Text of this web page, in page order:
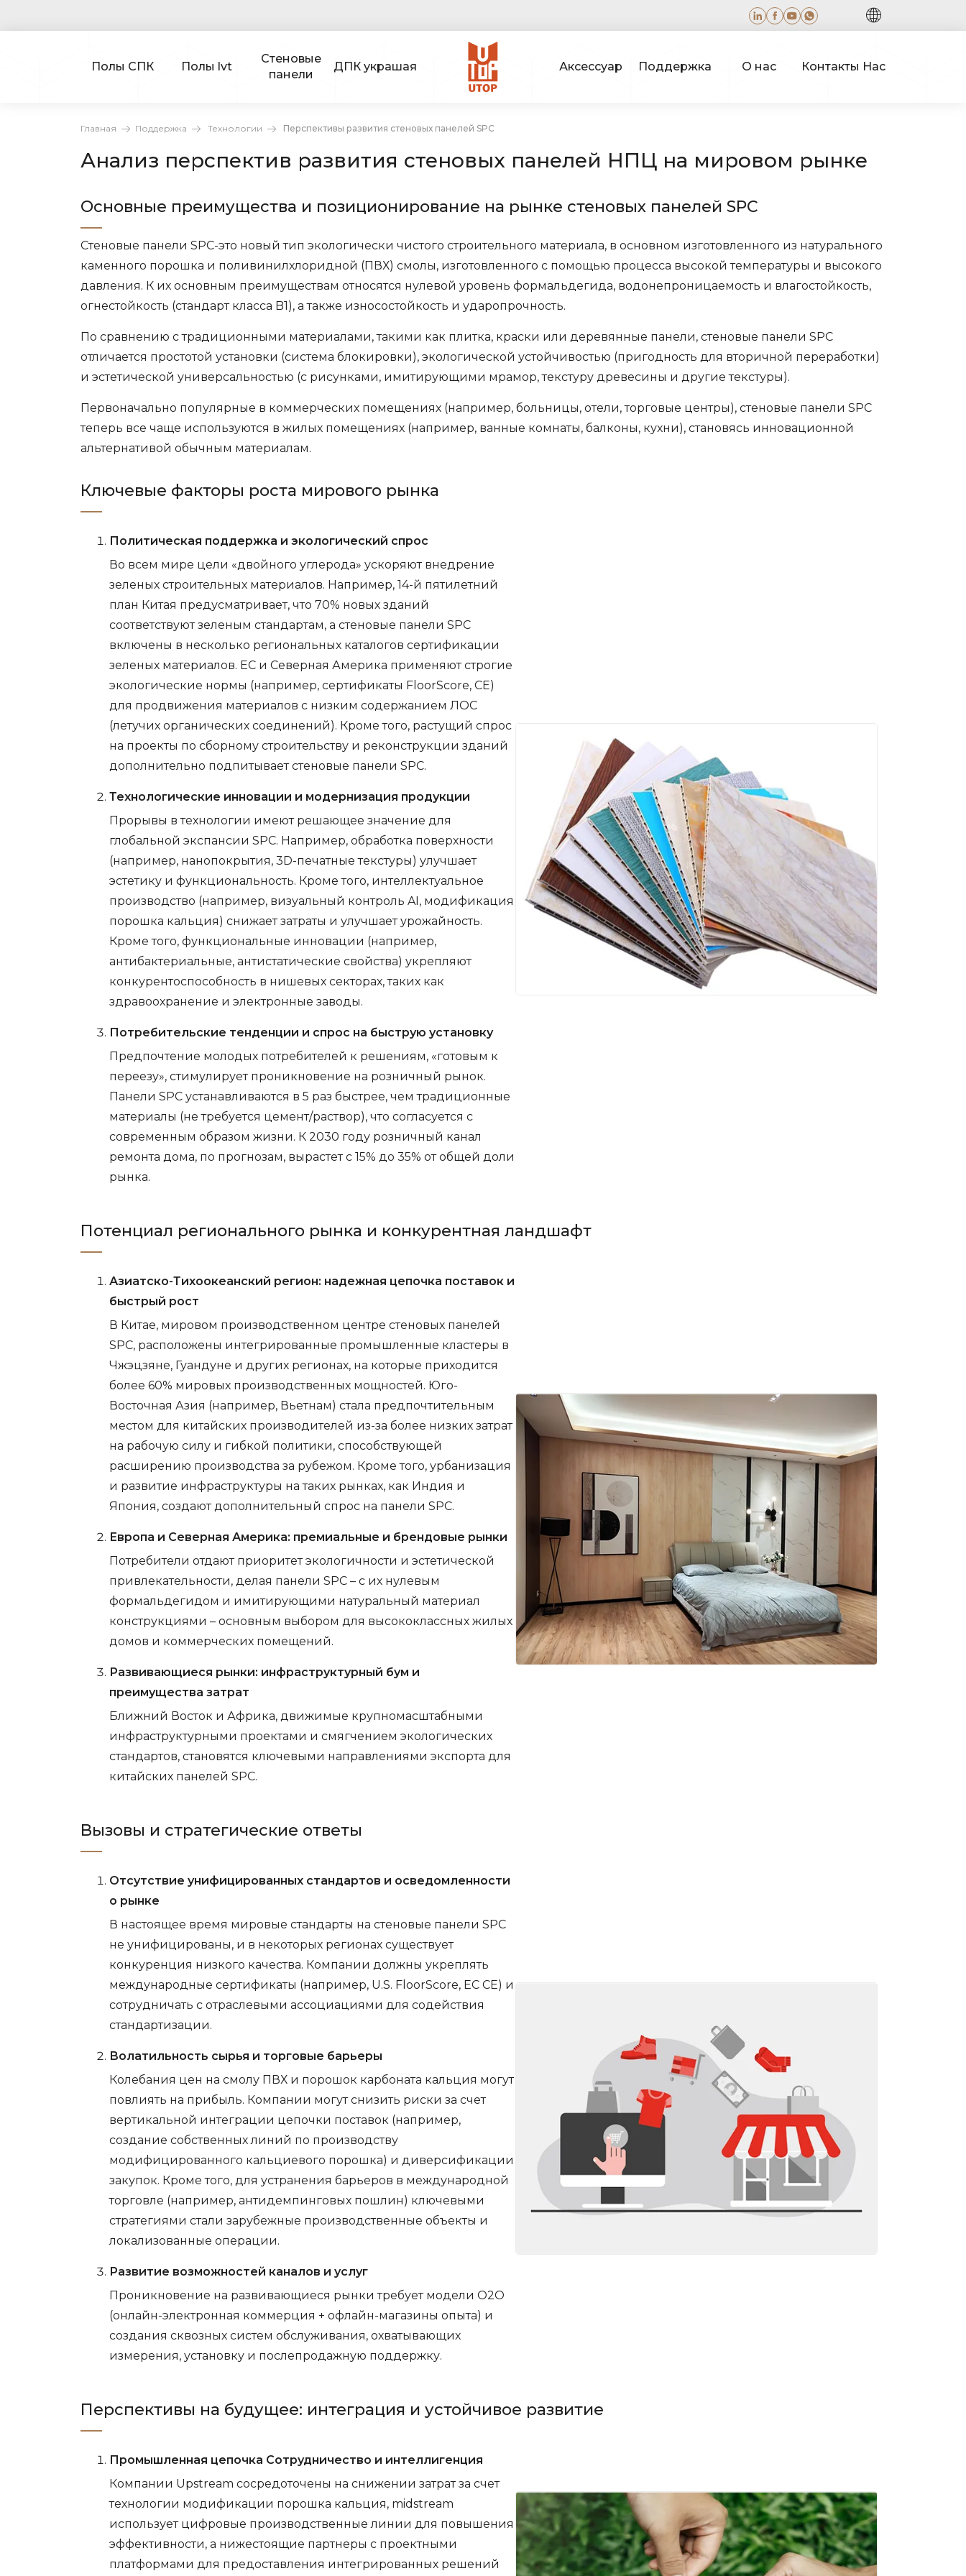
Полы СПК Полы lvt
Стеновые
панели
ДПК украшая Аксессуар Поддержка О нас Контакты Нас
Главная Поддержка Технологии Перспективы развития стеновых панелей SPC
Анализ перспектив развития стеновых панелей НПЦ на мировом рынке
Основные преимущества и позиционирование на рынке стеновых панелей SPC
Стеновые панели SPC-это новый тип экологически чистого строительного материала, в основном изготовленного из натурального
каменного порошка и поливинилхлоридной (ПВХ) смолы, изготовленного с помощью процесса высокой температуры и высокого
давления. К их основным преимуществам относятся нулевой уровень формальдегида, водонепроницаемость и влагостойкость,
огнестойкость (стандарт класса B1), а также износостойкость и ударопрочность.
По сравнению с традиционными материалами, такими как плитка, краски или деревянные панели, стеновые панели SPC
отличается простотой установки (система блокировки), экологической устойчивостью (пригодность для вторичной переработки)
и эстетической универсальностью (с рисунками, имитирующими мрамор, текстуру древесины и другие текстуры).
Первоначально популярные в коммерческих помещениях (например, больницы, отели, торговые центры), стеновые панели SPC
теперь все чаще используются в жилых помещениях (например, ванные комнаты, балконы, кухни), становясь инновационной
альтернативой обычным материалам.
Ключевые факторы роста мирового рынка
Политическая поддержка и экологический спрос
Во всем мире цели «двойного углерода» ускоряют внедрение
зеленых строительных материалов. Например, 14-й пятилетний
план Китая предусматривает, что 70% новых зданий
соответствуют зеленым стандартам, а стеновые панели SPC
включены в несколько региональных каталогов сертификации
зеленых материалов. ЕС и Северная Америка применяют строгие
экологические нормы (например, сертификаты FloorScore, CE)
для продвижения материалов с низким содержанием ЛОС
(летучих органических соединений). Кроме того, растущий спрос
на проекты по сборному строительству и реконструкции зданий
дополнительно подпитывает стеновые панели SPC.
Технологические инновации и модернизация продукции
Прорывы в технологии имеют решающее значение для
глобальной экспансии SPC. Например, обработка поверхности
(например, нанопокрытия, 3D-печатные текстуры) улучшает
эстетику и функциональность. Кроме того, интеллектуальное
производство (например, визуальный контроль AI, модификация
порошка кальция) снижает затраты и улучшает урожайность.
Кроме того, функциональные инновации (например,
антибактериальные, антистатические свойства) укрепляют
конкурентоспособность в нишевых секторах, таких как
здравоохранение и электронные заводы.
Потребительские тенденции и спрос на быструю установку
Предпочтение молодых потребителей к решениям, «готовым к
переезу», стимулирует проникновение на розничный рынок.
Панели SPC устанавливаются в 5 раз быстрее, чем традиционные
материалы (не требуется цемент/раствор), что согласуется с
современным образом жизни. К 2030 году розничный канал
ремонта дома, по прогнозам, вырастет с 15% до 35% от общей доли
рынка.
Потенциал регионального рынка и конкурентная ландшафт
Азиатско-Тихоокеанский регион: надежная цепочка поставок и
быстрый рост
В Китае, мировом производственном центре стеновых панелей
SPC, расположены интегрированные промышленные кластеры в
Чжэцзяне, Гуандуне и других регионах, на которые приходится
более 60% мировых производственных мощностей. Юго-
Восточная Азия (например, Вьетнам) стала предпочтительным
местом для китайских производителей из-за более низких затрат
на рабочую силу и гибкой политики, способствующей
расширению производства за рубежом. Кроме того, урбанизация
и развитие инфраструктуры на таких рынках, как Индия и
Япония, создают дополнительный спрос на панели SPC.
Европа и Северная Америка: премиальные и брендовые рынки
Потребители отдают приоритет экологичности и эстетической
привлекательности, делая панели SPC – с их нулевым
формальдегидом и имитирующими натуральный материал
конструкциями – основным выбором для высококлассных жилых
домов и коммерческих помещений.
Развивающиеся рынки: инфраструктурный бум и
преимущества затрат
Ближний Восток и Африка, движимые крупномасштабными
инфраструктурными проектами и смягчением экологических
стандартов, становятся ключевыми направлениями экспорта для
китайских панелей SPC.
Вызовы и стратегические ответы
Отсутствие унифицированных стандартов и осведомленности
о рынке
В настоящее время мировые стандарты на стеновые панели SPC
не унифицированы, и в некоторых регионах существует
конкуренция низкого качества. Компании должны укреплять
международные сертификаты (например, U.S. FloorScore, ЕС СЕ) и
сотрудничать с отраслевыми ассоциациями для содействия
стандартизации.
Волатильность сырья и торговые барьеры
Колебания цен на смолу ПВХ и порошок карбоната кальция могут
повлиять на прибыль. Компании могут снизить риски за счет
вертикальной интеграции цепочки поставок (например,
создание собственных линий по производству
модифицированного кальциевого порошка) и диверсификации
закупок. Кроме того, для устранения барьеров в международной
торговле (например, антидемпинговых пошлин) ключевыми
стратегиями стали зарубежные производственные объекты и
локализованные операции.
Развитие возможностей каналов и услуг
Проникновение на развивающиеся рынки требует модели O2O
(онлайн-электронная коммерция + офлайн-магазины опыта) и
создания сквозных систем обслуживания, охватывающих
измерения, установку и послепродажную поддержку.
Перспективы на будущее: интеграция и устойчивое развитие
Промышленная цепочка Сотрудничество и интеллигенция
Компании Upstream сосредоточены на снижении затрат за счет
технологии модификации порошка кальция, midstream
использует цифровые производственные линии для повышения
эффективности, а нижестоящие партнеры с проектными
платформами для предоставления интегрированных решений